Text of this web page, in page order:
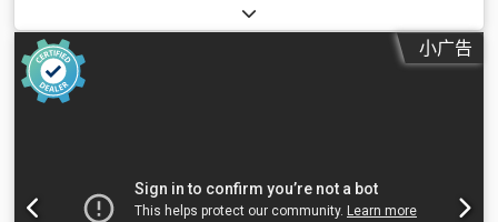
小广告